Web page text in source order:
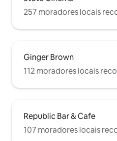
257 moradores locais
Ginger Brown
112 moradores locais
Republic Bar & Cafe
107 moradores locais